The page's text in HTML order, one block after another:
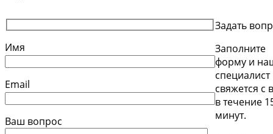
Имя
Email
Ваш вопрос
Задать
Заполните
форму и
специалист
свяжется с
в течение
минут.